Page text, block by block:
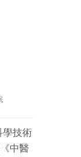
學技術
中醫